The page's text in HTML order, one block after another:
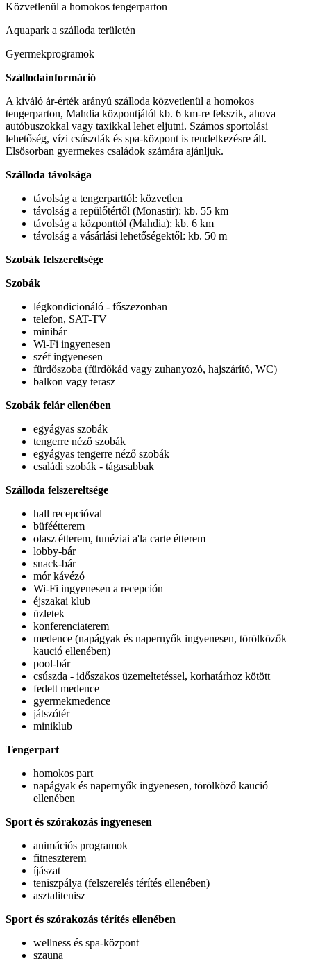
Közvetlenül a homokos tengerparton
Aquapark a szálloda területén
Gyermekprogramok
Szállodainformáció
A kiváló ár-érték arányú szálloda közvetlenül a homokos
tengerparton, Mahdia központjától kb. 6 km-re fekszik, ahova
autóbuszokkal vagy taxikkal lehet eljutni. Számos sportolási
lehetőség, vízi csúszdák és spa-központ is rendelkezésre áll.
Elsősorban gyermekes családok számára ajánljuk.
Szálloda távolsága
távolság a tengerparttól: közvetlen
távolság a repülőtértől (Monastir): kb. 55 km
távolság a központtól (Mahdia): kb. 6 km
távolság a vásárlási lehetőségektől: kb. 50 m
Szobák felszereltsége
Szobák
légkondicionáló - főszezonban
telefon, SAT-TV
minibár
Wi-Fi ingyenesen
széf ingyenesen
fürdőszoba (fürdőkád vagy zuhanyozó, hajszárító, WC)
balkon vagy terasz
Szobák felár ellenében
egyágyas szobák
tengerre néző szobák
egyágyas tengerre néző szobák
családi szobák - tágasabbak
Szálloda felszereltsége
hall recepcióval
büféétterem
olasz étterem, tunéziai a'la carte étterem
lobby-bár
snack-bár
mór kávézó
Wi-Fi ingyenesen a recepción
éjszakai klub
üzletek
konferenciaterem
medence (napágyak és napernyők ingyenesen, törölközők
kaució ellenében)
pool-bár
csúszda - időszakos üzemeltetéssel, korhatárhoz kötött
fedett medence
gyermekmedence
játszótér
miniklub
Tengerpart
homokos part
napágyak és napernyők ingyenesen, törölköző kaució
ellenében
Sport és szórakozás ingyenesen
animációs programok
fitneszterem
íjászat
teniszpálya (felszerelés térítés ellenében)
asztalitenisz
Sport és szórakozás térítés ellenében
wellness és spa-központ
szauna